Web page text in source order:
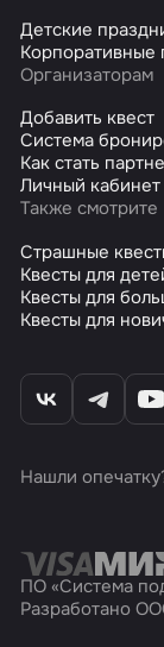
Детские
Корпоративные
Организаторам
Добавить квест
Система
Как стать
Личный
Также смотрите
Страшные
Квесты для
Квесты для
Квесты для
Нашли
ПО «Система
Разработано